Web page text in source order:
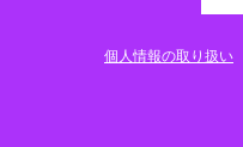
個人情報の取り扱い